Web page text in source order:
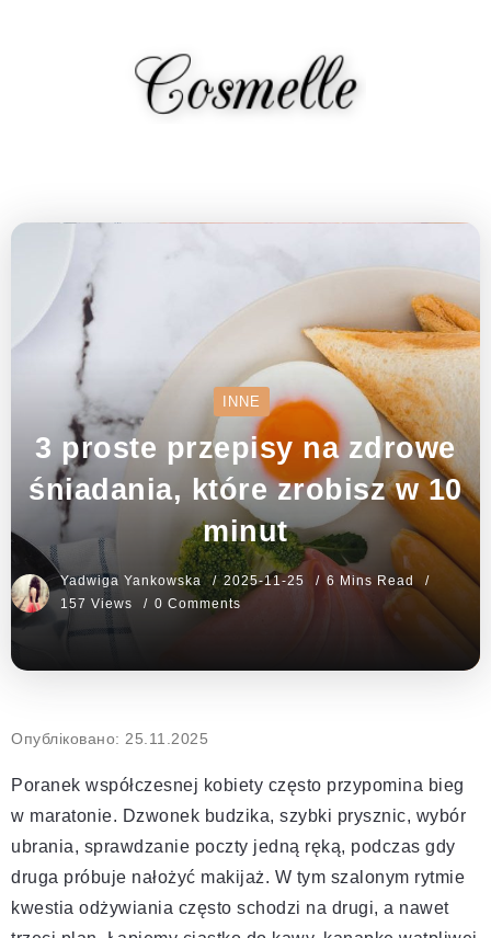
INNE
3 proste przepisy na zdrowe
śniadania, które zrobisz w 10
minut
Yadwiga Yankowska 2025-11-25
6 Mins Read
157 Views
0 Comments
Опубліковано: 25.11.2025
Poranek współczesnej kobiety często przypomina bieg
w maratonie. Dzwonek budzika, szybki prysznic, wybór
ubrania, sprawdzanie poczty jedną ręką, podczas gdy
druga próbuje nałożyć makijaż. W tym szalonym rytmie
kwestia odżywiania często schodzi na drugi, a nawet